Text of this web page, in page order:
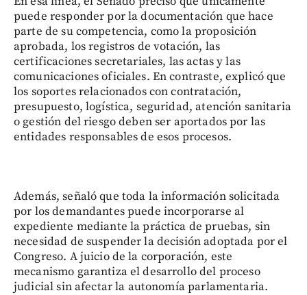
puede responder por la documentación que hace
parte de su competencia, como la proposición
aprobada, los registros de votación, las
certificaciones secretariales, las actas y las
comunicaciones oficiales. En contraste, explicó que
los soportes relacionados con contratación,
presupuesto, logística, seguridad, atención sanitaria
o gestión del riesgo deben ser aportados por las
entidades responsables de esos procesos.
Además, señaló que toda la información solicitada
por los demandantes puede incorporarse al
expediente mediante la práctica de pruebas, sin
necesidad de suspender la decisión adoptada por el
Congreso. A juicio de la corporación, este
mecanismo garantiza el desarrollo del proceso
judicial sin afectar la autonomía parlamentaria.